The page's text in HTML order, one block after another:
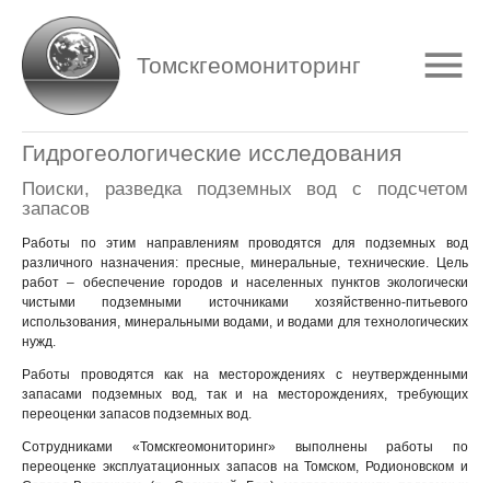
Томскгеомониторинг
Гидрогеологические исследования
Поиски, разведка подземных вод с подсчетом
запасов
Работы по этим направлениям проводятся для подземных вод
различного назначения: пресные, минеральные, технические. Цель
работ – обеспечение городов и населенных пунктов экологически
чистыми подземными источниками хозяйственно-питьевого
использования, минеральными водами, и водами для технологических
нужд.
Работы проводятся как на месторождениях с неутвержденными
запасами подземных вод, так и на месторождениях, требующих
переоценки запасов подземных вод.
Сотрудниками «Томскгеомониторинг» выполнены работы по
переоценке эксплуатационных запасов на Томском, Родионовском и